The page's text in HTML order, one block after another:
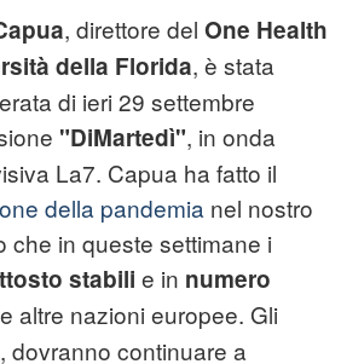
, direttore del One Health
della Florida, è stata
di ieri 29 settembre
"DiMartedì", in onda
La7. Capua ha fatto il
della pandemia nel nostro
che in queste settimane i
stabili e in numero
altre nazioni europee. Gli
dovranno continuare a